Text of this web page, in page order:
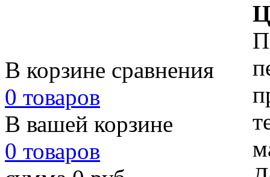
В корзине сравнения
0 товаров
В вашей корзине
0 товаров